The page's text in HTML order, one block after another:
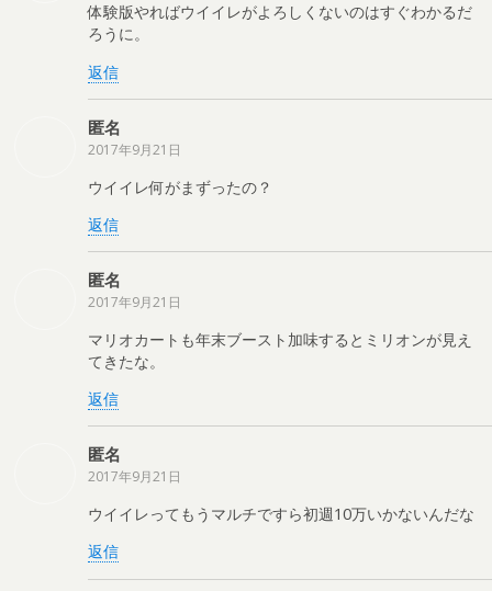
体験版やればウイイレがよろしくないのはすぐわかるだ
ろうに。
返信
匿名
2017年9月21日
ウイイレ何がまずったの？
返信
匿名
2017年9月21日
マリオカートも年末ブースト加味するとミリオンが見え
てきたな。
返信
匿名
2017年9月21日
ウイイレってもうマルチですら初週10万いかないんだな
返信